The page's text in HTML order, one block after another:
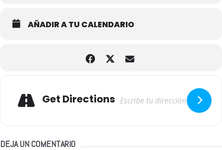
AÑADIR A TU CALENDARIO
Get Directions
DEJA UN COMENTARIO